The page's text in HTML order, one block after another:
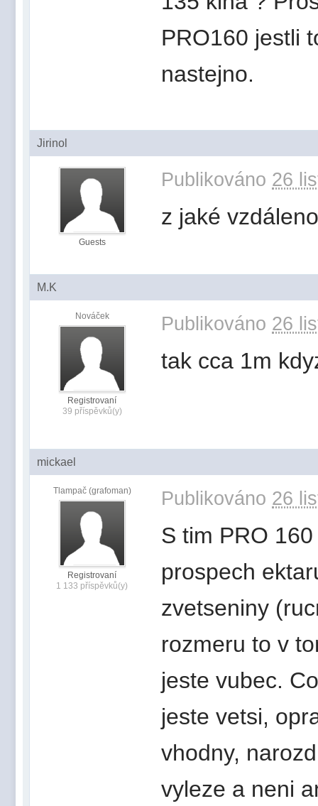
PRO160 jestli
nastejno.
Jirinol
Guests
Publikováno 26
z jaké
M.K
Nováček
Registrovaní
39 příspěvků(y)
Publikováno 26
tak cca 1m
mickael
Tlampač (grafoman)
Registrovaní
1 133 příspěvků(y)
Publikováno 26
S tim PRO
prospech
zvetseniny
rozmeru to v
jeste vubec.
jeste vetsi,
vhodny,
vyleze a neni